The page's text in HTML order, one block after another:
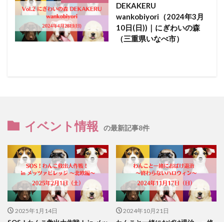
DEKAKERU
wankobiyori（2024年3月
10日(日))｜にぎわいの森
（三重県いなべ市）
イベント情報 の最新記事8件
2025年1月14日 2024年10月21日